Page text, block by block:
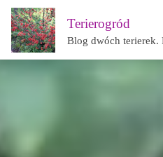
Terierogród
Blog dwóch terierek.